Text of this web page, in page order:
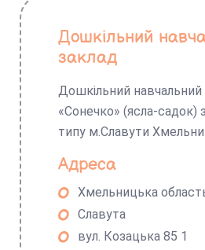
Дошкільний
заклад
Дошкільний
«Сонечко» (ясла-садок)
типу м.Славути
Адреса
Хмельницька
Славута
вул. Козацька 85 1